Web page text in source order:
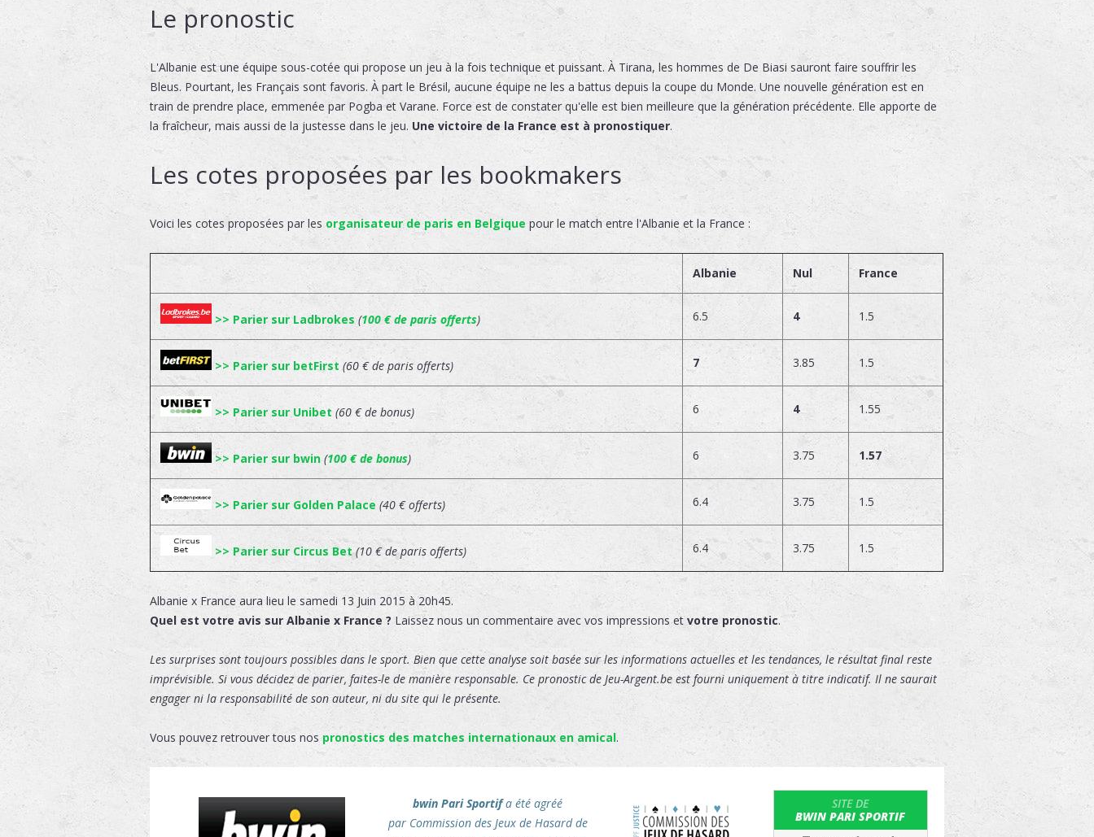
Le pronostic
L'Albanie est une équipe sous-cotée qui propose un jeu à la fois technique et puissant. À Tirana, les hommes de De Biasi sauront faire souffrir les
Bleus. Pourtant, les Français sont favoris. À part le Brésil, aucune équipe ne les a battus depuis la coupe du Monde. Une nouvelle génération est en
train de prendre place, emmenée par Pogba et Varane. Force est de constater qu'elle est bien meilleure que la génération précédente. Elle apporte de
la fraîcheur, mais aussi de la justesse dans le jeu. Une victoire de la France est à pronostiquer.
Les cotes proposées par les bookmakers
Voici les cotes proposées par les organisateur de paris en Belgique pour le match entre l'Albanie et la France :
Albanie Nul France
>> Parier sur Ladbrokes (100 € de paris offerts) 6.5 4 1.5
>> Parier sur betFirst (60 € de paris offerts) 7 3.85 1.5
>> Parier sur Unibet (60 € de bonus) 6 4 1.55
>> Parier sur bwin (100 € de bonus) 6 3.75 1.57
>> Parier sur Golden Palace (40 € offerts) 6.4 3.75 1.5
>> Parier sur Circus Bet (10 € de paris offerts) 6.4 3.75 1.5
Albanie x Franceaura lieu le samedi 13 Juin 2015 à 20h45.
Quel est votre avis sur Albanie x France ? Laissez nous un commentaire avec vos impressions etvotre pronostic.
Les surprises sont toujours possibles dans le sport. Bien que cette analyse soit basée sur les informations actuelles et les tendances, le résultat final reste
imprévisible. Si vous décidez de parier, faites-le de manière responsable. Ce pronostic de Jeu-Argent.be est fourni uniquement à titre indicatif. Il ne saurait
engager ni la responsabilité de son auteur, ni du site qui le présente.
Vous pouvez retrouver tous nospronostics des matches internationaux en amical.
bwin Pari Sportifa été agréé
par Commission des Jeux de Hasard de
SITE DE
BWIN PARI SPORTIF